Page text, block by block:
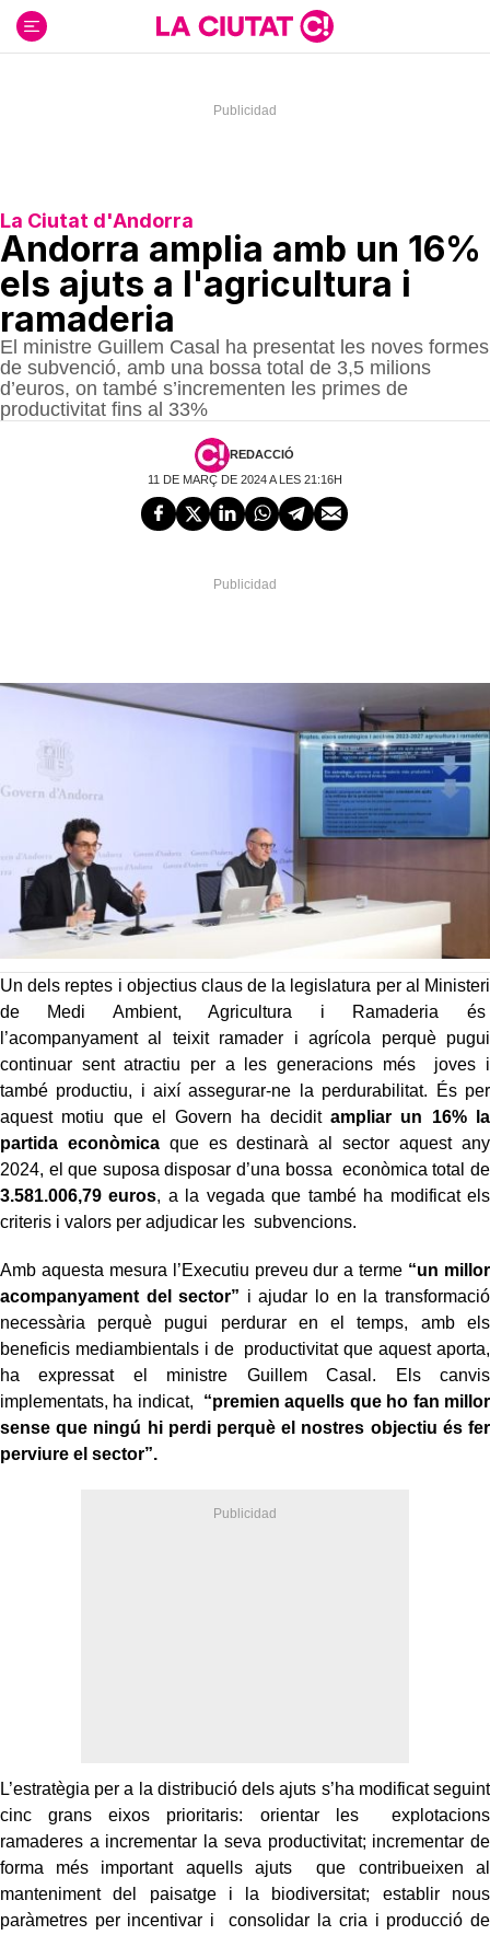
contenido
La Ciutat d'Andorra
Andorra amplia amb un 16%
els ajuts a l'agricultura i
ramaderia
El ministre Guillem Casal ha presentat les noves formes
de subvenció, amb una bossa total de 3,5 milions
d’euros, on també s’incrementen les primes de
productivitat fins al 33%
REDACCIÓ
11 DE MARÇ DE 2024 A LES 21:16H
Un dels reptes i objectius claus de la legislatura per al Ministeri
de Medi Ambient, Agricultura i Ramaderia és
l’acompanyament al teixit ramader i agrícola perquè pugui
continuar sent atractiu per a les generacions més joves i
també productiu, i així assegurar-ne la perdurabilitat. És per
aquest motiu que el Govern ha deciditampliar un 16% la
partida econòmicaque es destinarà al sector aquest any
2024, el que suposa disposar d’una bossa econòmica total de
3.581.006,79 euros, a la vegada que també ha modificat els
criteris i valors per adjudicar les subvencions.
Amb aquesta mesura l’Executiu preveu dur a terme “un millor
acompanyament del sector” i ajudar lo en la transformació
necessària perquè pugui perdurar en el temps, amb els
beneficis mediambientals i de productivitat que aquest aporta,
ha expressat el ministre Guillem Casal. Els canvis
implementats, ha indicat, “premien aquells que ho fan millor
sense que ningú hi perdi perquè el nostres objectiu és fer
perviure el sector”.
L’estratègia per a la distribució dels ajuts s’ha modificat seguint
cinc grans eixos prioritaris: orientar les explotacions
ramaderes a incrementar la seva productivitat; incrementar de
forma més important aquells ajuts que contribueixen al
manteniment del paisatge i la biodiversitat; establir nous
paràmetres per incentivar i consolidar la cria i producció de